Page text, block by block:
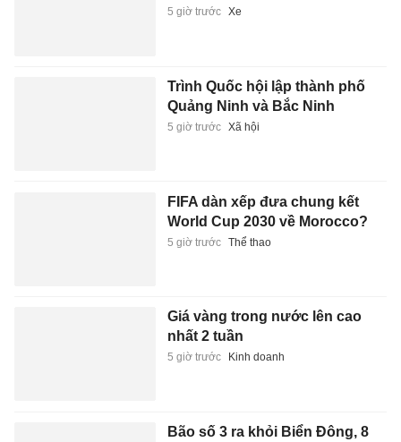
5 giờ trước Xe
Trình Quốc hội lập thành phố
Quảng Ninh và Bắc Ninh
5 giờ trước Xã hội
FIFA dàn xếp đưa chung kết
World Cup 2030 về Morocco?
5 giờ trước Thể thao
Giá vàng trong nước lên cao
nhất 2 tuần
5 giờ trước Kinh doanh
Bão số 3 ra khỏi Biển Đông, 8